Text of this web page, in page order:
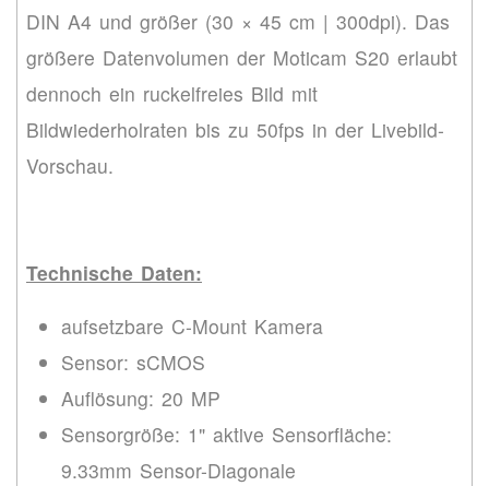
DIN A4 und größer (30 × 45 cm | 300dpi). Das
größere Datenvolumen der Moticam S20 erlaubt
dennoch ein ruckelfreies Bild mit
Bildwiederholraten bis zu 50fps in der Livebild-
Vorschau.
Technische Daten:
aufsetzbare C-Mount Kamera
Sensor: sCMOS
Auflösung: 20 MP
Sensorgröße: 1" aktive Sensorfläche:
9.33mm Sensor-Diagonale